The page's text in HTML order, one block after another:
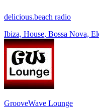
delicious.beach radio
Ibiza, House, Bossa Nova,
GrooveWave Lounge